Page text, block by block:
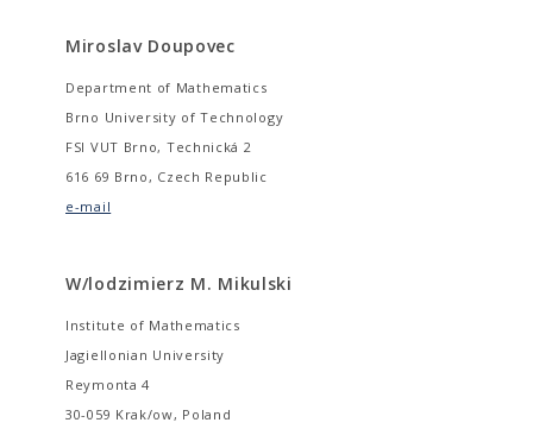
Miroslav Doupovec
Department of Mathematics
Brno University of Technology
FSI VUT Brno, Technická 2
616 69 Brno, Czech Republic
e-mail
W/lodzimierz M. Mikulski
Institute of Mathematics
Jagiellonian University
Reymonta 4
30-059 Krak/ow, Poland